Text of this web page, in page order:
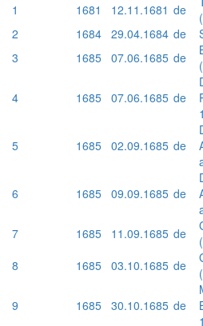
1
1681 12.11.1681 de
2
1684 29.04.1684 de
3
1685 07.06.1685 de
4 1685 07.06.1685 de
5 1685 02.09.1685 de
6 1685 09.09.1685 de
7 1685 11.09.1685 de
8
1685 03.10.1685 de
9 1685 30.10.1685 de